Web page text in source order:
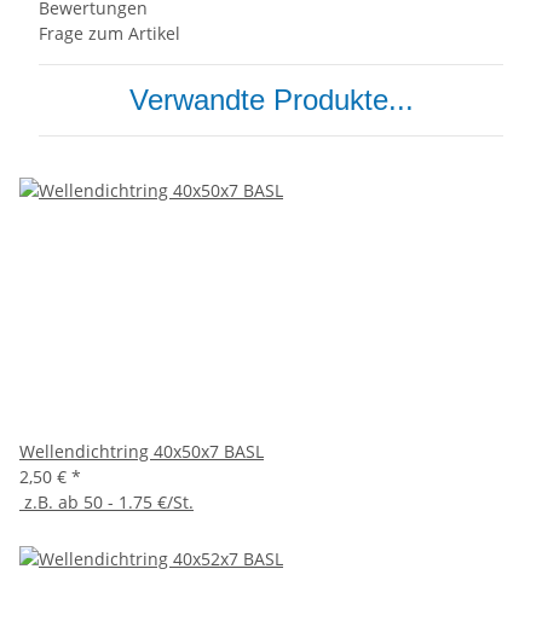
Bewertungen
Frage zum Artikel
Verwandte Produkte...
Wellendichtring 40x50x7 BASL
2,50 € *
z.B. ab 50 - 1.75 €/St.